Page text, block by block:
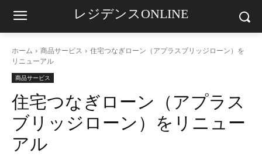
レジデンスONLINE
ホーム 商品サービス
住宅つなぎローン（アプラスブリッジローン）を
リニューアル
商品サービス
住宅つなぎローン（アプラス
ブリッジローン）をリニュー
アル